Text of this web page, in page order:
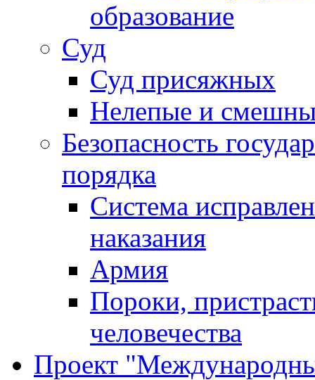
образование
Суд
Суд присяжных
Нелепые и
Безопасность
порядка
Система
наказания
Армия
Пороки,
человечества
Проект